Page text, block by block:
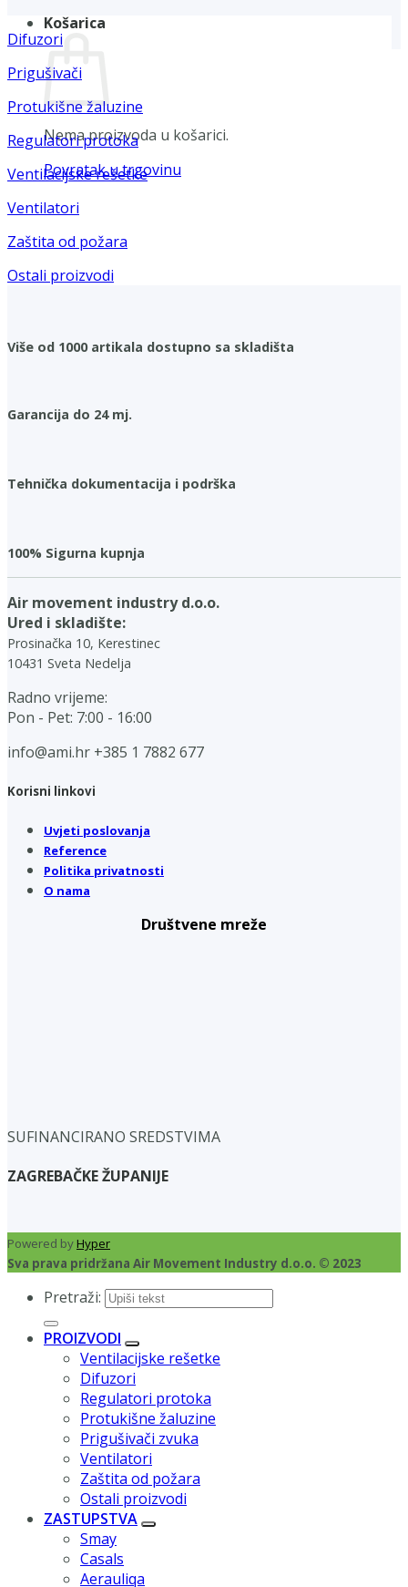
Košarica
Nema proizvoda u košarici.
Povratak u trgovinu
Difuzori
Prigušivači
Protukišne žaluzine
Regulatori protoka
Ventilacijske rešetke
Ventilatori
Zaštita od požara
Ostali proizvodi
Više od 1000 artikala dostupno sa skladišta
Garancija do 24 mj.
Tehnička dokumentacija i podrška
100% Sigurna kupnja
Air movement industry d.o.o.
Ured i skladište:
Prosinačka 10, Kerestinec
10431 Sveta Nedelja
Radno vrijeme:
Pon - Pet: 7:00 - 16:00
info@ami.hr +385 1 7882 677
Korisni linkovi
Uvjeti poslovanja
Reference
Politika privatnosti
O nama
Društvene mreže
SUFINANCIRANO SREDSTVIMA
ZAGREBAČKE ŽUPANIJE
Powered byHyper
Sva prava pridržana Air Movement Industry d.o.o. © 2023
Pretraži:
PROIZVODI
Ventilacijske rešetke
Difuzori
Regulatori protoka
Protukišne žaluzine
Prigušivači zvuka
Ventilatori
Zaštita od požara
Ostali proizvodi
ZASTUPSTVA
Smay
Casals
Aerauliqa